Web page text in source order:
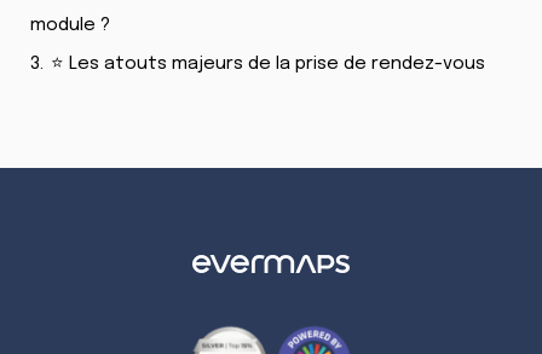
module ?
3. ⭐ Les atouts majeurs de la prise de rendez-vous